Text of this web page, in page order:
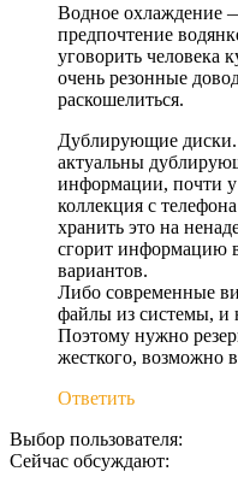
Водное охлаждение
предпочтение
уговорить человека
очень резонные
раскошелиться.
Дублирующие
актуальны
информации, почти
коллекция с
хранить это на
сгорит информацию
вариантов.
Либо современные
файлы из системы, и
Поэтому нужно
жесткого, возможно
Ответить
Выбор пользователя:
Сейчас обсуждают: